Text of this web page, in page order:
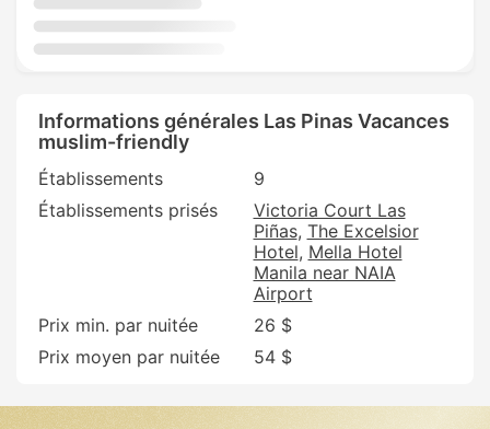
Informations générales Las Pinas Vacances
muslim-friendly
Établissements
9
Établissements prisés
Victoria Court Las
Piñas The Excelsior
Hotel Mella Hotel
Manila near NAIA
Airport
Prix min. par nuitée
26 $
Prix moyen par nuitée
54 $